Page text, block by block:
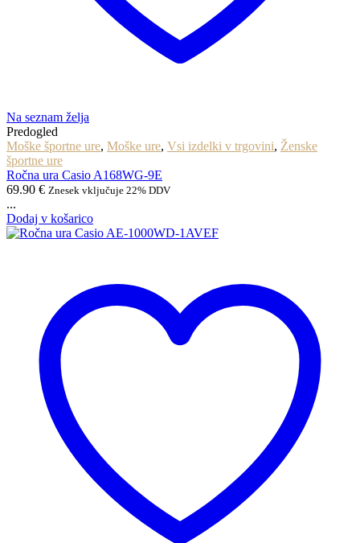
Na seznam želja
Predogled
Moške športne ure, Moške ure, Vsi izdelki v trgovini, Ženske
športne ure
Ročna ura Casio A168WG-9E
69.90 € Znesek vključuje 22% DDV
...
Dodaj v košarico